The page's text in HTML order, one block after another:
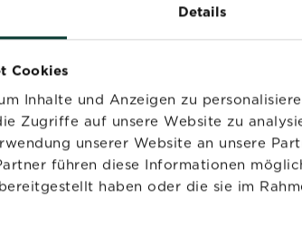
Details
Cookies
Inhalte und Anzeigen zu
Zugriffe auf unsere Website zu
unserer Website an unsere
führen diese Informationen
haben oder die sie im